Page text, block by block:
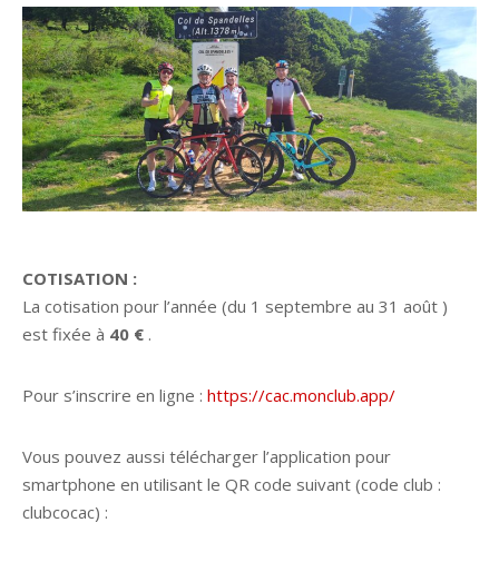
COTISATION :
La cotisation pour l’année (du 1 septembre au 31 août )
est fixée à 40 € .
Pour s’inscrire en ligne : https://cac.monclub.app/
Vous pouvez aussi télécharger l’application pour
smartphone en utilisant le QR code suivant (code club :
clubcocac) :